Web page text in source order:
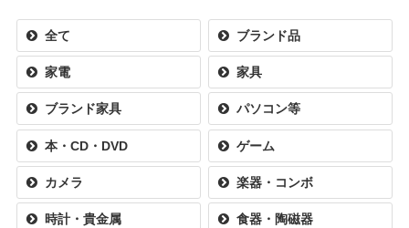
全て ブランド品
家電 家具
ブランド家具 パソコン等
本・CD・DVD ゲーム
カメラ 楽器・コンボ
時計・貴金属 食器・陶磁器